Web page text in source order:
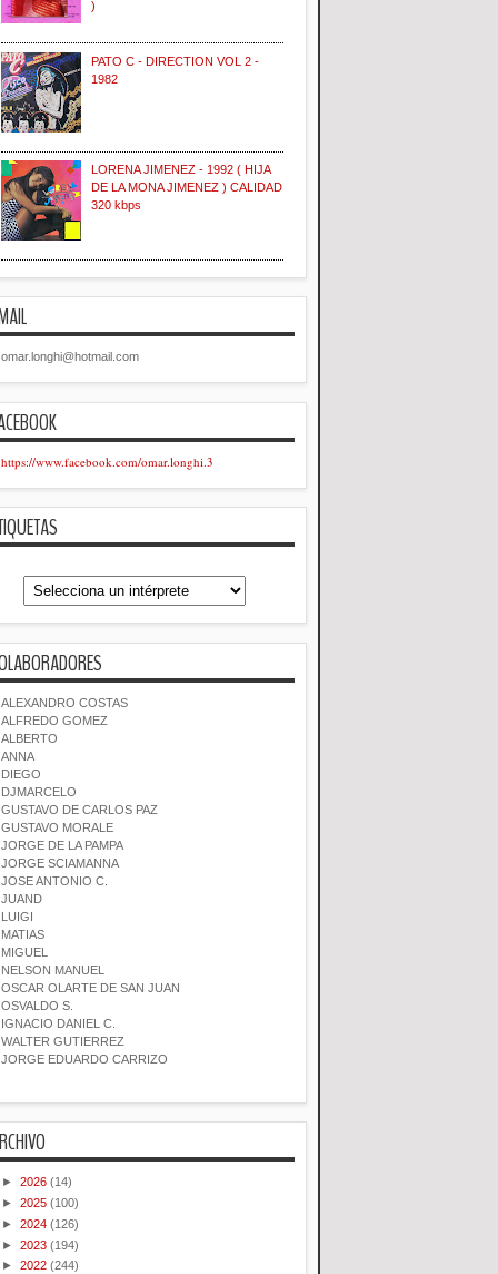
)
PATO C - DIRECTION VOL 2 -
1982
LORENA JIMENEZ - 1992 ( HIJA
DE LA MONA JIMENEZ ) CALIDAD
320 kbps
omar.longhi@hotmail.com
https://www.facebook.com/omar.longhi.3
ALEXANDRO COSTAS
ALFREDO GOMEZ
ALBERTO
ANNA
DIEGO
DJMARCELO
GUSTAVO DE CARLOS PAZ
GUSTAVO MORALE
JORGE DE LA PAMPA
JORGE SCIAMANNA
JOSE ANTONIO C.
JUAND
LUIGI
MATIAS
MIGUEL
NELSON MANUEL
OSCAR OLARTE DE SAN JUAN
OSVALDO S.
IGNACIO DANIEL C.
WALTER GUTIERREZ
JORGE EDUARDO CARRIZO
► 2026 (14)
► 2025 (100)
► 2024 (126)
► 2023 (194)
► 2022 (244)